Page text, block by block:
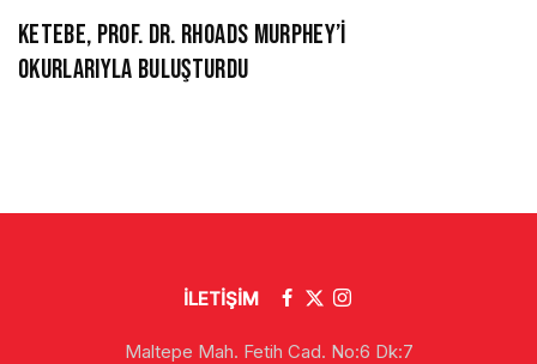
KETEBE, PROF. DR. RHOADS MURPHEY’İ
OKURLARIYLA BULUŞTURDU
İLETİŞİM
Maltepe Mah. Fetih Cad. No:6 Dk:7